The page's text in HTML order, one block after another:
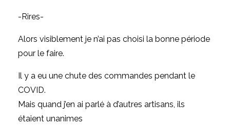
-Rires-
Alors visiblement je n’ai pas choisi la bonne période
pour le faire.
Il y a eu une chute des commandes pendant le
COVID.
Mais quand j’en ai parlé à d’autres artisans, ils
étaient unanimes